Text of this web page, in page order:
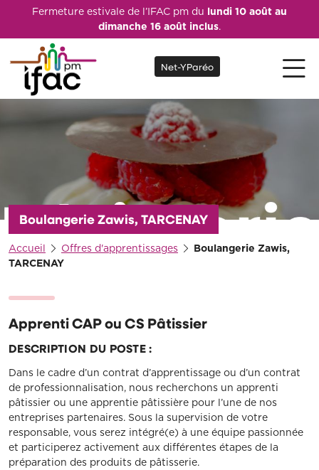
Fermeture estivale de l’IFAC pm du lundi 10 août au
dimanche 16 août inclus.
Net-YParéo
Boulangerie Zawis, TARCENAY
Accueil Offres d'apprentissages
Boulangerie Zawis,
TARCENAY
Apprenti CAP ou CS Pâtissier
DESCRIPTION DU POSTE :
Dans le cadre d’un contrat d’apprentissage ou d’un contrat
de professionnalisation, nous recherchons un apprenti
pâtissier ou une apprentie pâtissière pour l’une de nos
entreprises partenaires. Sous la supervision de votre
responsable, vous serez intégré(e) à une équipe passionnée
et participerez activement aux différentes étapes de la
préparation des produits de pâtisserie.